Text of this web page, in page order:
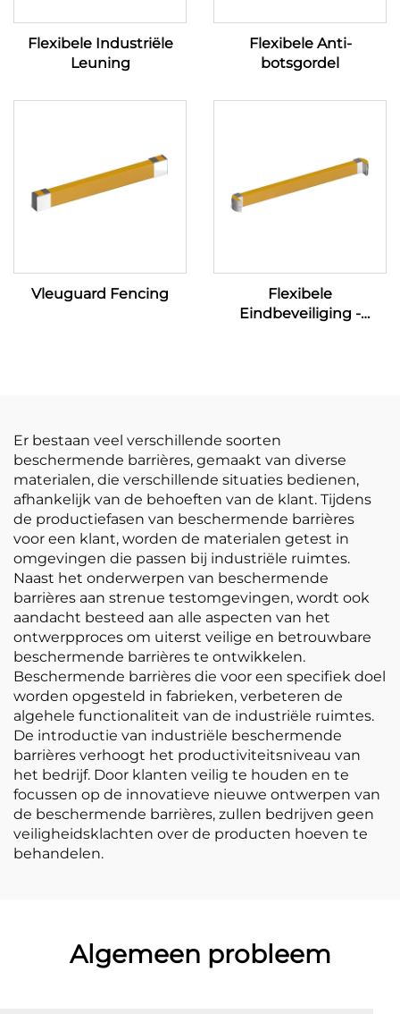
Flexibele Industriële
Leuning
Flexibele Anti-
botsgordel
Vleuguard Fencing
Flexibele
Eindbeveiliging -
Er bestaan veel verschillende soorten
beschermende barrières, gemaakt van diverse
materialen, die verschillende situaties bedienen,
afhankelijk van de behoeften van de klant. Tijdens
de productiefasen van beschermende barrières
voor een klant, worden de materialen getest in
omgevingen die passen bij industriële ruimtes.
Naast het onderwerpen van beschermende
barrières aan strenue testomgevingen, wordt ook
aandacht besteed aan alle aspecten van het
ontwerpproces om uiterst veilige en betrouwbare
beschermende barrières te ontwikkelen.
Beschermende barrières die voor een specifiek doel
worden opgesteld in fabrieken, verbeteren de
algehele functionaliteit van de industriële ruimtes.
De introductie van industriële beschermende
barrières verhoogt het productiviteitsniveau van
het bedrijf. Door klanten veilig te houden en te
focussen op de innovatieve nieuwe ontwerpen van
de beschermende barrières, zullen bedrijven geen
veiligheidsklachten over de producten hoeven te
behandelen.
Algemeen probleem